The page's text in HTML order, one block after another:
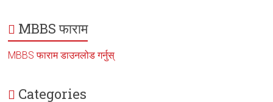
MBBS फाराम
MBBS फाराम डाउनलोड गर्नुस्
Categories